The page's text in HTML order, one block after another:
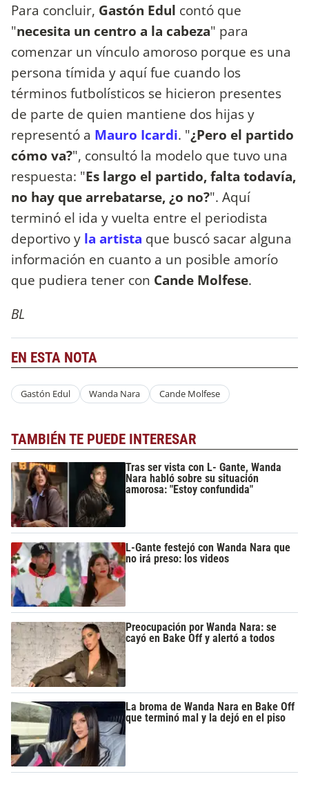
Para concluir, Gastón Edul contó que
"necesita un centro a la cabeza" para
comenzar un vínculo amoroso porque es una
persona tímida y aquí fue cuando los
términos futbolísticos se hicieron presentes
de parte de quien mantiene dos hijas y
representó a Mauro Icardi. "¿Pero el partido
cómo va?", consultó la modelo que tuvo una
respuesta: "Es largo el partido, falta todavía,
no hay que arrebatarse, ¿o no?". Aquí
terminó el ida y vuelta entre el periodista
deportivo y la artista que buscó sacar alguna
información en cuanto a un posible amorío
que pudiera tener con Cande Molfese.
BL
EN ESTA NOTA
Gastón Edul Wanda Nara Cande Molfese
TAMBIÉN TE PUEDE INTERESAR
Tras ser vista con L- Gante, Wanda
Nara habló sobre su situación
amorosa: "Estoy confundida"
L-Gante festejó con Wanda Nara que
no irá preso: los videos
Preocupación por Wanda Nara: se
cayó en Bake Off y alertó a todos
La broma de Wanda Nara en Bake Off
que terminó mal y la dejó en el piso